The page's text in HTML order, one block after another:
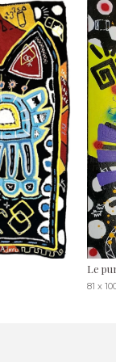
Le
81 x